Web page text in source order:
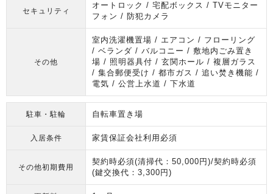
セキュリティ
オートロック / 宅配ボックス / TVモニター
フォン / 防犯カメラ
その他
室内洗濯機置場 / エアコン / フローリング
/ ベランダ / バルコニー / 敷地内ごみ置き
場 / 照明器具付 / 玄関ホール / 複層ガラス
/ 集合郵便受け / 都市ガス / 追い焚き機能 /
電気 / 公営上水道 / 下水道
駐車・駐輪 自転車置き場
入居条件 家賃保証会社利用必須
その他初期費用
契約時必須(清掃代：50,000円)/契約時必須
(鍵交換代：3,300円)